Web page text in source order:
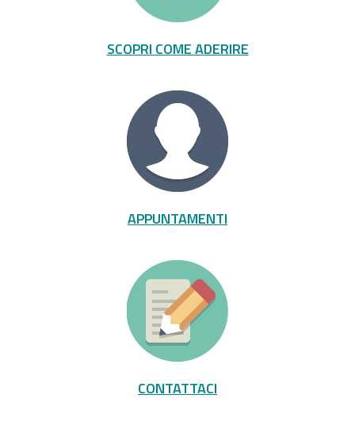
SCOPRI COME ADERIRE
APPUNTAMENTI
CONTATTACI